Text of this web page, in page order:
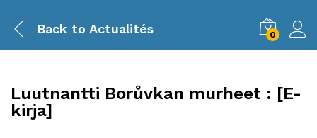
Back to Actualités 0
Luutnantti Borůvkan murheet : [E-
kirja]